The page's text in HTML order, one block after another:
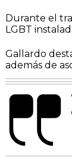
Durante el
LGBT
Gallardo
además de